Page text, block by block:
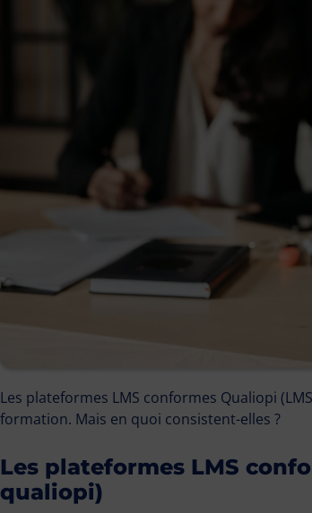
Les plateformes LMS conformes Qualiopi
formation. Mais en quoi consistent-elles ?
Les plateformes LMS
qualiopi)